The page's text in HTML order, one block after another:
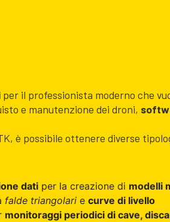
per il professionista moderno che
e manutenzione dei droni,
è possibile ottenere diverse
dati per la creazione di modelli
falde triangolari e curve di livello
monitoraggi periodici di cave,